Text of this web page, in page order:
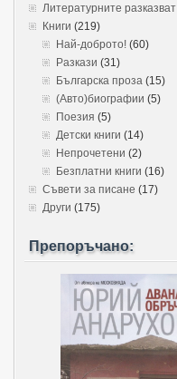
Литературните разказват
Книги (219)
Най-доброто! (60)
Разкази (31)
Българска проза (15)
(Авто)биографии (5)
Поезия (5)
Детски книги (14)
Непрочетени (2)
Безплатни книги (16)
Съвети за писане (17)
Други (175)
Препоръчано: